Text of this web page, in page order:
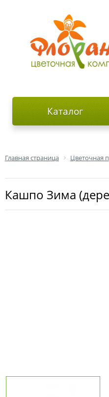
Каталог
Главная страница Цветочная
Кашпо Зима